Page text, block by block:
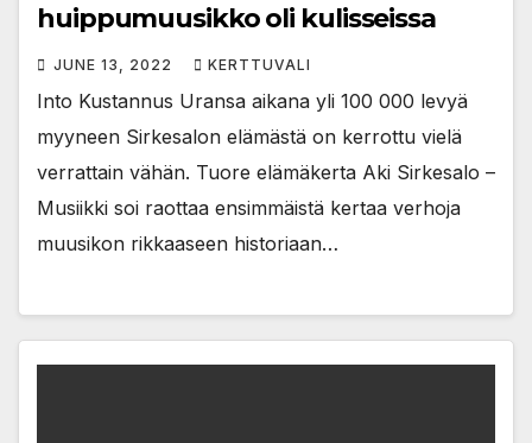
huippumuusikko oli kulisseissa
JUNE 13, 2022 KERTTUVALI
Into Kustannus Uransa aikana yli 100 000 levyä
myyneen Sirkesalon elämästä on kerrottu vielä
verrattain vähän. Tuore elämäkerta Aki Sirkesalo –
Musiikki soi raottaa ensimmäistä kertaa verhoja
muusikon rikkaaseen historiaan…